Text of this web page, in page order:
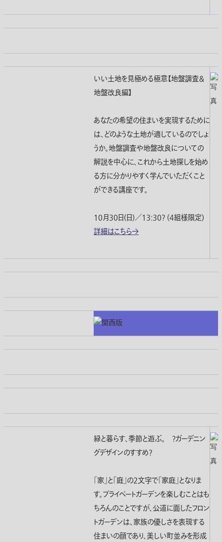
いい土地を見極める極意【地盤調査＆
地盤改良編】
あなたの希望の住まいを実現するために
は、どのような土地が適しているのでしょ
うか。地盤調査や地盤改良についての
解説を中心に、これから土地探しを始め
る方に分かりやすく学んでいただくこと
ができる講座です。
10月30日(日)／13:30? (4組様限定)
詳細はこちら→
緑と暮らす、季節と遊ぶ。 ?ガーデニン
グデザインのすすめ?
「家」と「庭」の2文字で「家庭」となりま
す。プライベートガーデンを楽しむことはも
ちろんのことですが、公道に面したフロン
トガーデンは、家族の優しさを表現する
住まいの顔であり、美しい町並みを形成